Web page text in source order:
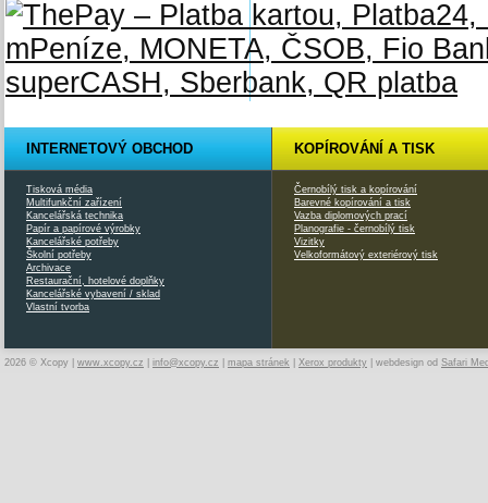
INTERNETOVÝ OBCHOD
Tisková média
Multifunkční zařízení
Kancelářská technika
Papír a papírové výrobky
Kancelářské potřeby
Školní potřeby
Archivace
Restaurační, hotelové doplňky
Kancelářské vybavení / sklad
Vlastní tvorba
KOPÍROVÁNÍ A TISK
Černobílý tisk a kopírování
Barevné kopírování a tisk
Vazba diplomových prací
Planografie - černobílý tisk
Vizitky
Velkoformátový exteriérový tisk
2026 © Xcopy | www.xcopy.cz info@xcopy.cz mapa stránek Xerox produkty | webdesign od Safari